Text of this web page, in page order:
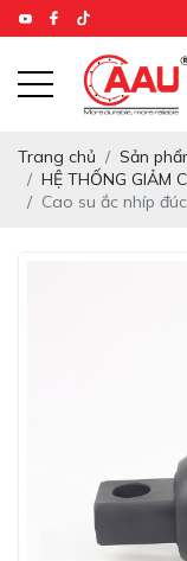
Trang chủ Sản
HỆ THỐNG GIẢM
Cao su ắc nhíp